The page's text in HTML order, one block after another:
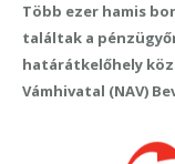
Több ezer hamis
találtak a
határátkelőhely
Vámhivatal (NAV)